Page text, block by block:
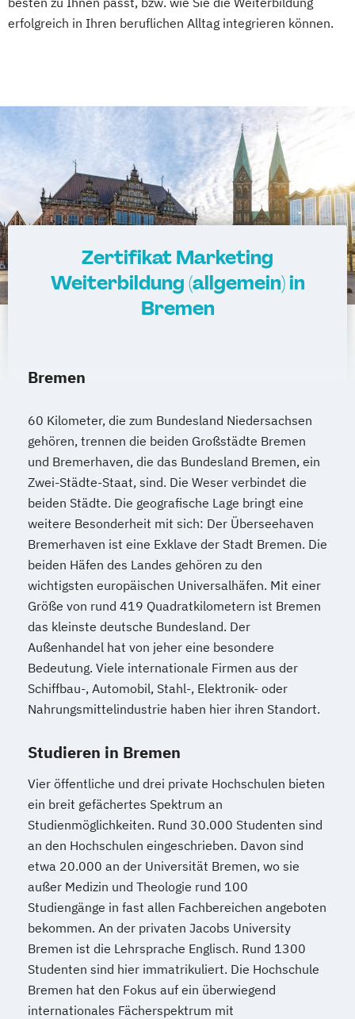
erfolgreich in Ihren beruflichen Alltag integrieren können.
Zertifikat Marketing
Weiterbildung (allgemein) in
Bremen
Bremen
60 Kilometer, die zum Bundesland Niedersachsen
gehören, trennen die beiden Großstädte Bremen
und Bremerhaven, die das Bundesland Bremen, ein
Zwei-Städte-Staat, sind. Die Weser verbindet die
beiden Städte. Die geografische Lage bringt eine
weitere Besonderheit mit sich: Der Überseehaven
Bremerhaven ist eine Exklave der Stadt Bremen. Die
beiden Häfen des Landes gehören zu den
wichtigsten europäischen Universalhäfen. Mit einer
Größe von rund 419 Quadratkilometern ist Bremen
das kleinste deutsche Bundesland. Der
Außenhandel hat von jeher eine besondere
Bedeutung. Viele internationale Firmen aus der
Schiffbau-, Automobil, Stahl-, Elektronik- oder
Nahrungsmittelindustrie haben hier ihren Standort.
Studieren in Bremen
Vier öffentliche und drei private Hochschulen bieten
ein breit gefächertes Spektrum an
Studienmöglichkeiten. Rund 30.000 Studenten sind
an den Hochschulen eingeschrieben. Davon sind
etwa 20.000 an der Universität Bremen, wo sie
außer Medizin und Theologie rund 100
Studiengänge in fast allen Fachbereichen angeboten
bekommen. An der privaten Jacobs University
Bremen ist die Lehrsprache Englisch. Rund 1300
Studenten sind hier immatrikuliert. Die Hochschule
Bremen hat den Fokus auf ein überwiegend
internationales Fächerspektrum mit